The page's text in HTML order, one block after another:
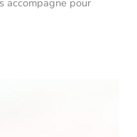
accompagne pour